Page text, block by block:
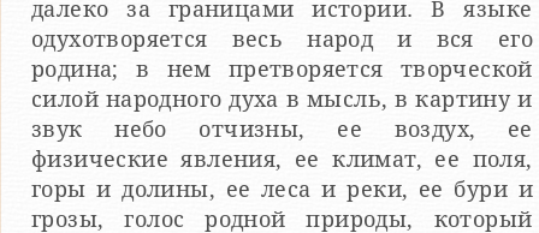
далеко за границами истории. В языке
одухотворяется весь народ и вся его
родина; в нем претворяется творческой
силой народного духа в мысль, в картину и
звук небо отчизны, ее воздух, ее
физические явления, ее климат, ее поля,
горы и долины, ее леса и реки, ее бури и
грозы, голос родной природы, который